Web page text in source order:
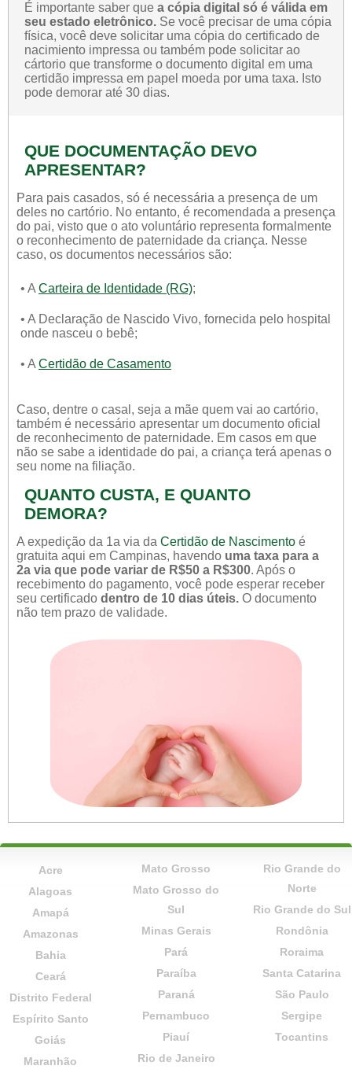
É importante saber que a cópia digital só é válida em
seu estado eletrônico. Se você precisar de uma cópia
física, você deve solicitar uma cópia do certificado de
nacimiento impressa ou também pode solicitar ao
cártorio que transforme o documento digital em uma
certidão impressa em papel moeda por uma taxa. Isto
pode demorar até 30 dias.
QUE DOCUMENTAÇÃO DEVO
APRESENTAR?
Para pais casados, só é necessária a presença de um
deles no cartório. No entanto, é recomendada a presença
do pai, visto que o ato voluntário representa formalmente
o reconhecimento de paternidade da criança. Nesse
caso, os documentos necessários são:
• A Carteira de Identidade (RG);
• A Declaração de Nascido Vivo, fornecida pelo hospital
onde nasceu o bebê;
• A Certidão de Casamento
Caso, dentre o casal, seja a mãe quem vai ao cartório,
também é necessário apresentar um documento oficial
de reconhecimento de paternidade. Em casos em que
não se sabe a identidade do pai, a criança terá apenas o
seu nome na filiação.
QUANTO CUSTA, E QUANTO
DEMORA?
A expedição da 1a via da Certidão de Nascimento é
gratuita aqui em Campinas, havendo uma taxa para a
2a via que pode variar de R$50 a R$300. Após o
recebimento do pagamento, você pode esperar receber
seu certificado dentro de 10 dias úteis. O documento
não tem prazo de validade.
Acre
Alagoas
Amapá
Amazonas
Bahia
Ceará
Distrito Federal
Espírito Santo
Goiás
Maranhão
Mato Grosso
Mato Grosso do
Sul
Minas Gerais
Pará
Paraíba
Paraná
Pernambuco
Piauí
Rio de Janeiro
Rio Grande do
Norte
Rio Grande do Sul
Rondônia
Roraima
Santa Catarina
São Paulo
Sergipe
Tocantins